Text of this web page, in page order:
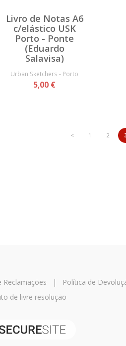
Livro de Notas A6
c/elástico USK
Porto - Ponte
(Eduardo
Salavisa)
Urban Sketchers - Porto
5,00 €
< 1 2
Reclamações | Política de
de livre resolução